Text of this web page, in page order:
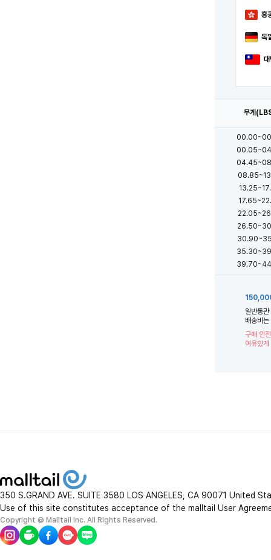
홍
독
무게
일반통
배송비
구매 안
여유있
350 S.GRAND AVE. SUITE 3580 LOS ANGELES, CA 90071 United
Use of this site constitutes acceptance of the malltail User
Copyright @ Malltail Inc. All Rights Reserved.